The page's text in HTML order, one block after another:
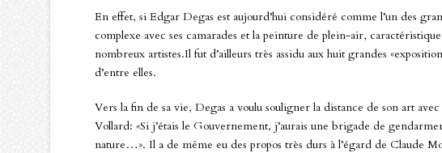
En effet, si Edgar Degas est aujourd’hui considéré comme l’un des
complexe avec ses camarades et la peinture de plein-air,
nombreux artistes.Il fut d’ailleurs très assidu aux huit grandes
d’entre elles.
Vers la fin de sa vie, Degas a voulu souligner la distance de son art
Vollard: «Si j’étais le Gouvernement, j’aurais une brigade de
nature…». Il a de même eu des propos très durs à l’égard de Claude